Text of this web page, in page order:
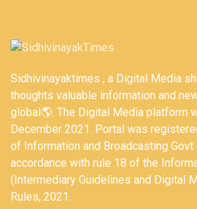
Sidhivinayaktimes , a Digital Media
thoughts valuable information and
global🌎. The Digital Media platform
December 2021. Portal was
of Information and Broadcasting
accordance with rule 18 of the
(Intermediary Guidelines and Digital
Rules, 2021.